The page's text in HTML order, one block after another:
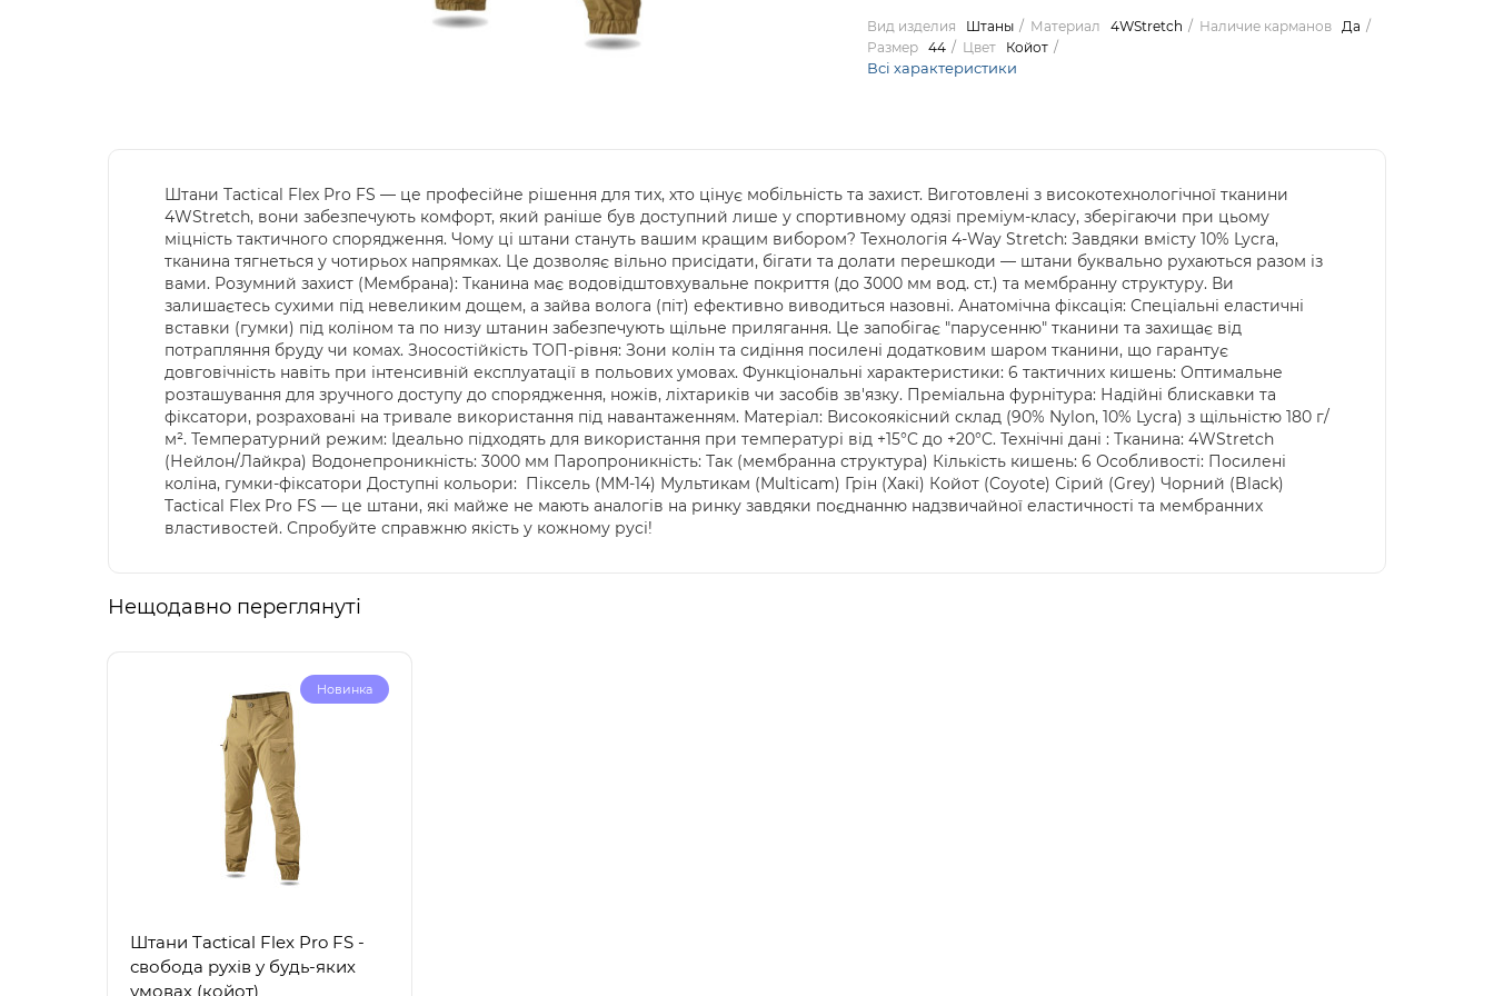
Вид изделия Штаны Материал 4WStretch Наличие карманов
Да
Размер
44 Цвет Койот
Всі характеристики
Штани Tactical Flex Pro FS — це професійне рішення для тих, хто цінує мобільність та захист. Виготовлені з високотехнологічної тканини
4WStretch, вони забезпечують комфорт, який раніше був доступний лише у спортивному одязі преміум-класу, зберігаючи при цьому
міцність тактичного спорядження. Чому ці штани стануть вашим кращим вибором? Технологія 4-Way Stretch: Завдяки вмісту 10% Lycra,
тканина тягнеться у чотирьох напрямках. Це дозволяє вільно присідати, бігати та долати перешкоди — штани буквально рухаються разом із
вами. Розумний захист (Мембрана): Тканина має водовідштовхувальне покриття (до 3000 мм вод. ст.) та мембранну структуру. Ви
залишаєтесь сухими під невеликим дощем, а зайва волога (піт) ефективно виводиться назовні. Анатомічна фіксація: Спеціальні еластичні
вставки (гумки) під коліном та по низу штанин забезпечують щільне прилягання. Це запобігає "парусенню" тканини та захищає від
потрапляння бруду чи комах. Зносостійкість ТОП-рівня: Зони колін та сидіння посилені додатковим шаром тканини, що гарантує
довговічність навіть при інтенсивній експлуатації в польових умовах. Функціональні характеристики: 6 тактичних кишень: Оптимальне
розташування для зручного доступу до спорядження, ножів, ліхтариків чи засобів зв'язку. Преміальна фурнітура: Надійні блискавки та
фіксатори, розраховані на тривале використання під навантаженням. Матеріал: Високоякісний склад (90% Nylon, 10% Lycra) з щільністю 180 г/
м². Температурний режим: Ідеально підходять для використання при температурі від +15°C до +20°C. Технічні дані : Тканина: 4WStretch
(Нейлон/Лайкра) Водонепроникність: 3000 мм Паропроникність: Так (мембранна структура) Кількість кишень: 6 Особливості: Посилені
коліна, гумки-фіксатори Доступні кольори: Піксель (ММ-14) Мультикам (Multicam) Грін (Хакі) Койот (Coyote) Сірий (Grey) Чорний (Black)
Tactical Flex Pro FS — це штани, які майже не мають аналогів на ринку завдяки поєднанню надзвичайної еластичності та мембранних
властивостей. Спробуйте справжню якість у кожному русі!
Нещодавно переглянуті
Новинка
Штани Tactical Flex Pro FS -
свобода рухів у будь-яких
умовах (койот)